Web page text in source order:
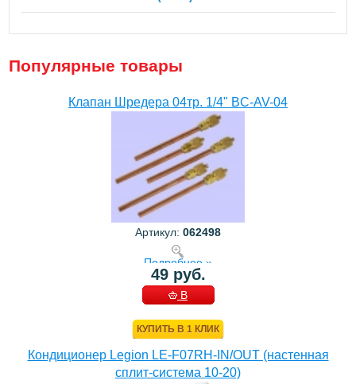
Популярные товары
Клапан Шредера 04тр. 1/4" BC-AV-04
Артикул: 062498
Подробнее »
49 руб.
В
КУПИТЬ В 1 КЛИК
Кондиционер Legion LE-F07RH-IN/OUT (настенная
сплит-система 10-20)